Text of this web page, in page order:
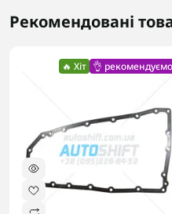
Рекомендовані
🔥 Хіт 👌 рекомендуємо